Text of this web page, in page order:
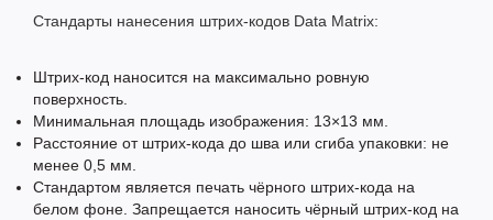
Стандарты нанесения штрих-кодов Data Matrix:
Штрих-код наносится на максимально ровную
поверхность.
Минимальная площадь изображения: 13×13 мм.
Расстояние от штрих-кода до шва или сгиба упаковки: не
менее 0,5 мм.
Стандартом является печать чёрного штрих-кода на
белом фоне. Запрещается наносить чёрный штрих-код на